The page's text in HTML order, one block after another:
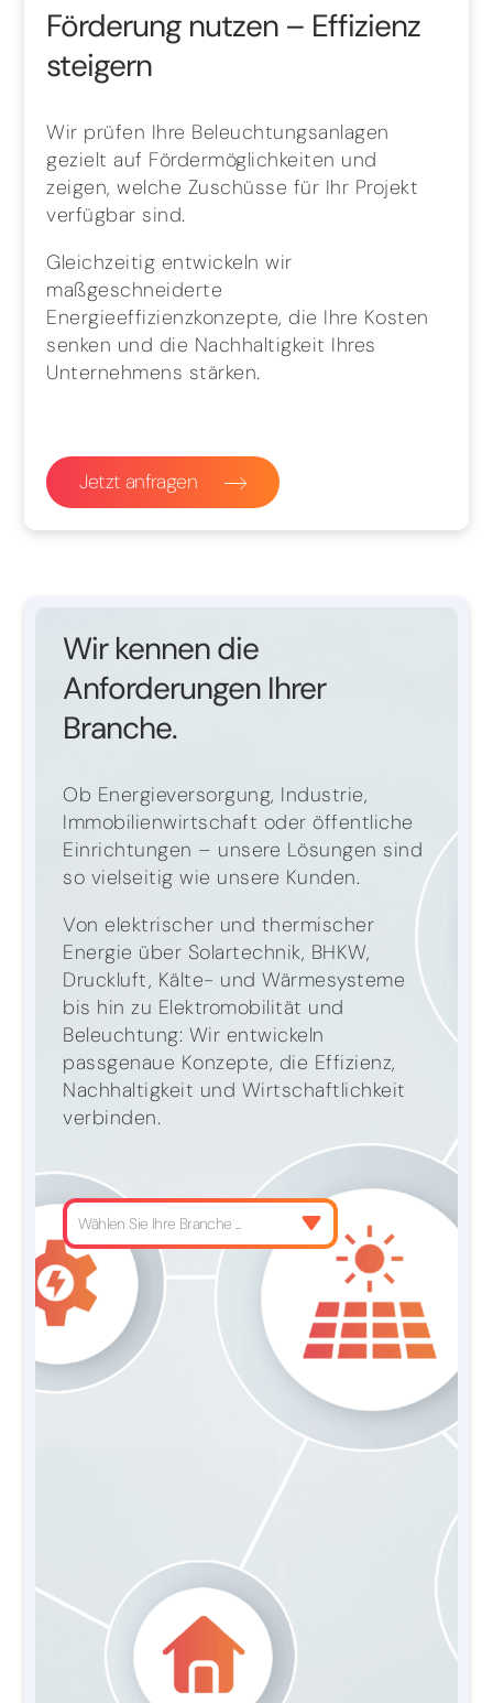
Förderung nutzen – Effizienz
steigern
Wir prüfen Ihre Beleuchtungsanlagen
gezielt auf Fördermöglichkeiten und
zeigen, welche Zuschüsse für Ihr Projekt
verfügbar sind.
Gleichzeitig entwickeln wir
maßgeschneiderte
Energieeffizienzkonzepte, die Ihre Kosten
senken und die Nachhaltigkeit Ihres
Unternehmens stärken.
Jetzt anfragen
Wir kennen die
Anforderungen Ihrer
Branche.
Ob Energieversorgung, Industrie,
Immobilienwirtschaft oder öffentliche
Einrichtungen – unsere Lösungen sind
so vielseitig wie unsere Kunden.
Von elektrischer und thermischer
Energie über Solartechnik, BHKW,
Druckluft, Kälte- und Wärmesysteme
bis hin zu Elektromobilität und
Beleuchtung: Wir entwickeln
passgenaue Konzepte, die Effizienz,
Nachhaltigkeit und Wirtschaftlichkeit
verbinden.
Wählen Sie Ihre Branche ...